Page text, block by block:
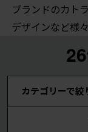
ブランドのカト
デザインなど様
カテゴリーで絞